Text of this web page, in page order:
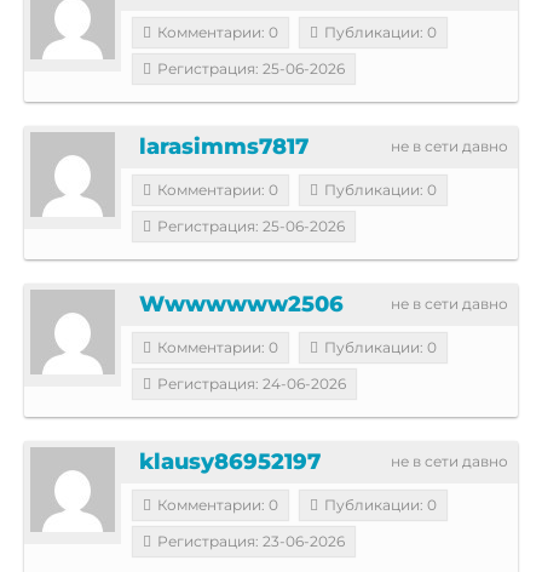
Комментарии: 0
Публикации: 0
Регистрация: 25-06-2026
не в сети давно
larasimms7817
Комментарии: 0
Публикации: 0
Регистрация: 25-06-2026
не в сети давно
Wwwwwww2506
Комментарии: 0
Публикации: 0
Регистрация: 24-06-2026
не в сети давно
klausy86952197
Комментарии: 0
Публикации: 0
Регистрация: 23-06-2026